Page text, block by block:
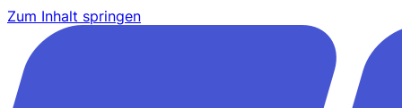
Zum Inhalt springen